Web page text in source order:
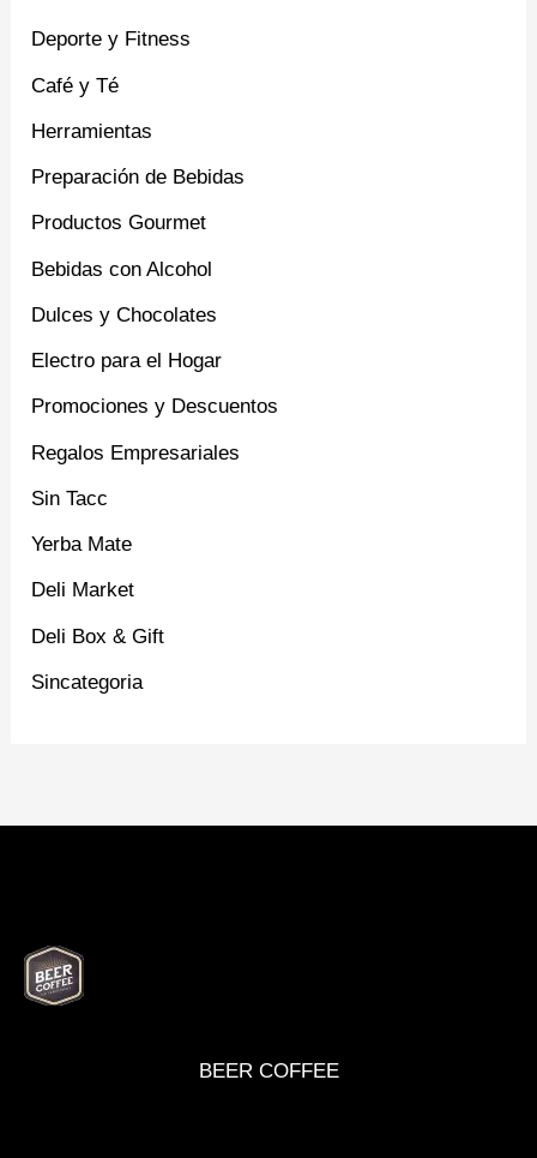
Deporte y Fitness
Café y Té
Herramientas
Preparación de Bebidas
Productos Gourmet
Bebidas con Alcohol
Dulces y Chocolates
Electro para el Hogar
Promociones y Descuentos
Regalos Empresariales
Sin Tacc
Yerba Mate
Deli Market
Deli Box & Gift
Sincategoria
BEER COFFEE